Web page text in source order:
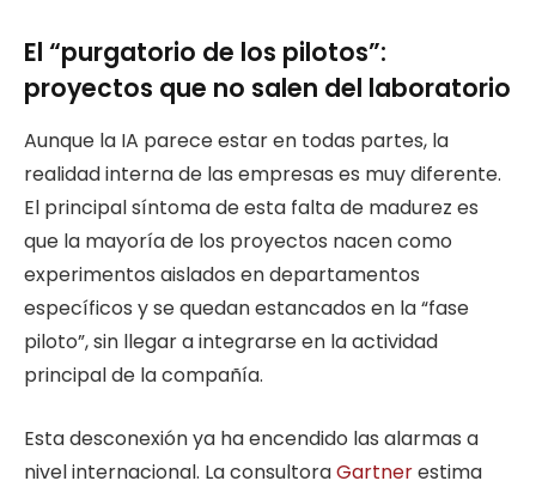
El “purgatorio de los pilotos”:
proyectos que no salen del laboratorio
Aunque la IA parece estar en todas partes, la
realidad interna de las empresas es muy diferente.
El principal síntoma de esta falta de madurez es
que la mayoría de los proyectos nacen como
experimentos aislados en departamentos
específicos y se quedan estancados en la “fase
piloto”, sin llegar a integrarse en la actividad
principal de la compañía.
Esta desconexión ya ha encendido las alarmas a
nivel internacional. La consultoraGartnerestima